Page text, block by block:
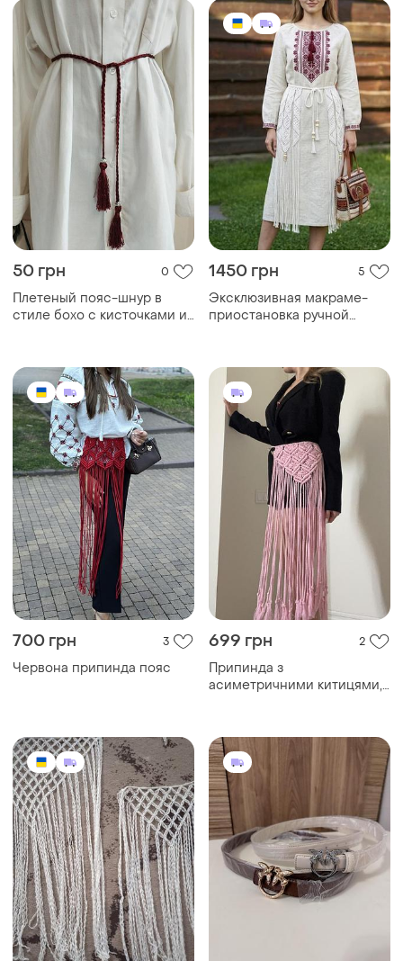
50 грн 0
Плетеный пояс-шнур в
стиле бохо с кисточками и
1450 грн 5
Эксклюзивная макраме-
приостановка ручной
700 грн 3
Червона припинда пояс
699 грн 2
Припинда з
асиметричними китицями,